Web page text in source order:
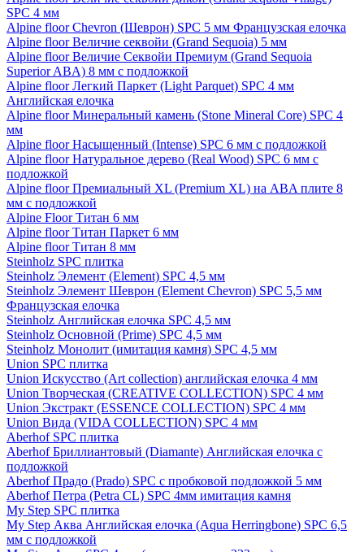
SPC 4 мм
Alpine floor Chevron (Шеврон) SPC 5 мм Французская елочка
Alpine floor Величие секвойи (Grand Sequoia) 5 мм
Alpine floor Величие Секвойи Премиум (Grand Sequoia
Superior ABA) 8 мм с подложкой
Alpine floor Легкий Паркет (Light Parquet) SPC 4 мм
Английская елочка
Alpine floor Минеральный камень (Stone Mineral Core) SPC 4
мм
Alpine floor Насыщенный (Intense) SPC 6 мм с подложкой
Alpine floor Натуральное дерево (Real Wood) SPC 6 мм с
подложкой
Alpine floor Премиальный XL (Premium XL) на ABA плите 8
мм с подложкой
Alpine Floor Титан 6 мм
Alpine floor Титан Паркет 6 мм
Alpine floor Титан 8 мм
Steinholz SPC плитка
Steinholz Элемент (Element) SPC 4,5 мм
Steinholz Элемент Шеврон (Element Chevron) SPC 5,5 мм
Французская елочка
Steinholz Английская елочка SPC 4,5 мм
Steinholz Основной (Prime) SPC 4,5 мм
Steinholz Монолит (имитация камня) SPC 4,5 мм
Union SPC плитка
Union Искусство (Art collection) английская елочка 4 мм
Union Творческая (CREATIVE COLLECTION) SPC 4 мм
Union Экстракт (ESSENCE COLLECTION) SPC 4 мм
Union Вида (VIDA COLLECTION) SPC 4 мм
Aberhof SPC плитка
Aberhof Бриллиантовый (Diamante) Английская елочка с
подложкой
Aberhof Прадо (Prado) SPC с пробковой подложкой 5 мм
Aberhof Петра (Petra CL) SPC 4мм имитация камня
My Step SPC плитка
My Step Аква Английская елочка (Aqua Herringbone) SPC 6,5
мм с подложкой